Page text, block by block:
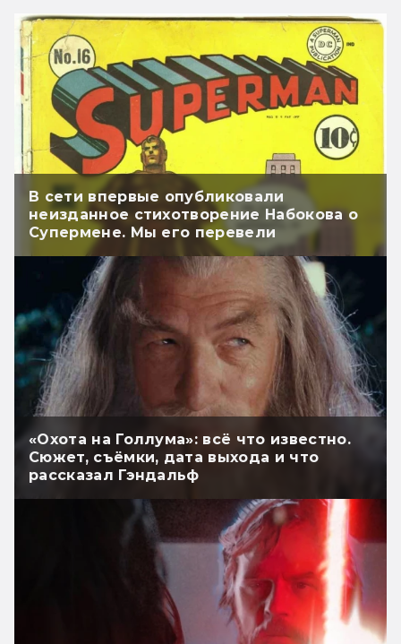
В сети впервые опубликовали
неизданное стихотворение Набокова о
Супермене. Мы его перевели
«Охота на Голлума»: всё что известно.
Сюжет, съёмки, дата выхода и что
рассказал Гэндальф